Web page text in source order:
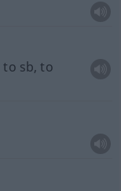
to sb, to